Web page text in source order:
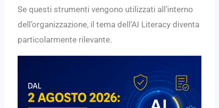
Se questi strumenti vengono utilizzati all’interno
dell’organizzazione, il tema dell’AI Literacy diventa
particolarmente rilevante.